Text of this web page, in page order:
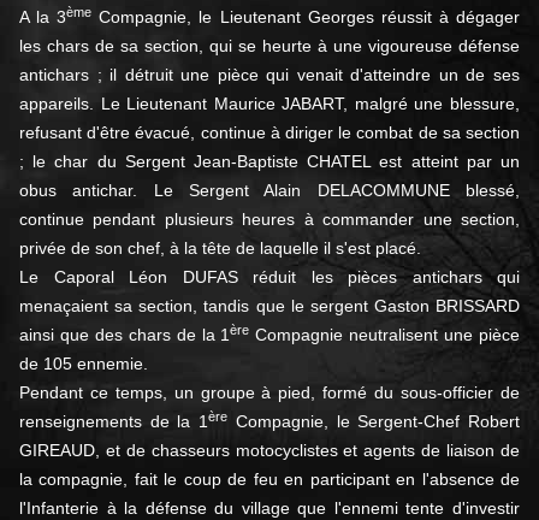
A la 3ème Compagnie, le Lieutenant Georges réussit à dégager
les chars de sa section, qui se heurte à une vigoureuse défense
antichars ; il détruit une pièce qui venait d'atteindre un de ses
appareils. Le Lieutenant Maurice JABART, malgré une bles­sure,
refusant d'être évacué, continue à diriger le combat de sa sec­tion
; le char du Sergent Jean-Baptiste CHATEL est atteint par un
obus antichar. Le Sergent Alain DELACOMMUNE blessé,
continue pen­dant plusieurs heures à commander une section,
privée de son chef, à la tête de laquelle il s'est placé.
Le Caporal Léon DUFAS réduit les pièces antichars qui
menaçaient sa section, tandis que le sergent Gaston BRISSARD
ainsi que des chars de la 1ère Compagnie neutralisent une pièce
de 105 ennemie.
Pendant ce temps, un groupe à pied, formé du sous-officier de
renseignements de la 1ère Compagnie, le Sergent-Chef Robert
GIREAUD, et de chasseurs motocyclistes et agents de liaison de
la compagnie, fait le coup de feu en participant en l'absence de
l'In­fanterie à la défense du village que l'ennemi tente d'investir